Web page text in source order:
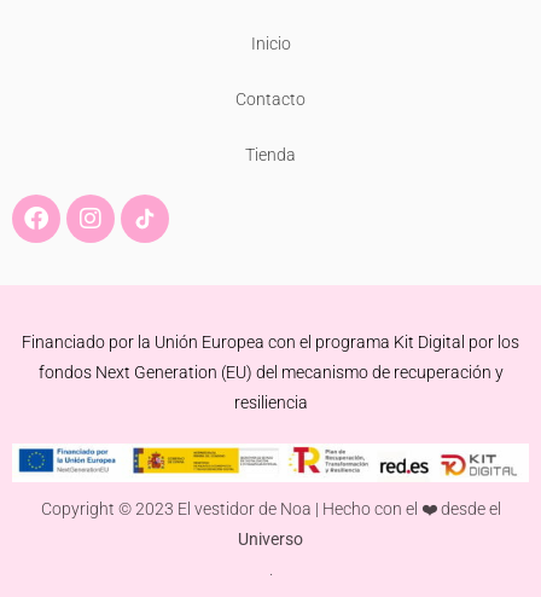
Inicio
Contacto
Tienda
F
a
e
o
k
I
n
t
r
a
Financiado por la Unión Europea con el programa Kit Digital por los
fondos Next Generation (EU) del mecanismo de recuperación y
resiliencia
Copyright © 2023 El vestidor de Noa | Hecho con el ❤️ desde el
Universo
.